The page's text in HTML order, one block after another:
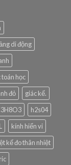
di động
học
đỏ
giác kế.
h2s04
kính hiển vi
kế đo thân nhiệt